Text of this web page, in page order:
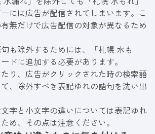
には広告が配信されてしまいます。こ
無だけで広告配信の対象が異なるため
も除外するためには、「札幌 水も
ドに追加する必要があります。
り、広告がクリックされた時の検索語
、除外すべき表記ゆれの語句を洗い出
字と小文字の違いについては表記ゆれ
め、その点は注意ください。